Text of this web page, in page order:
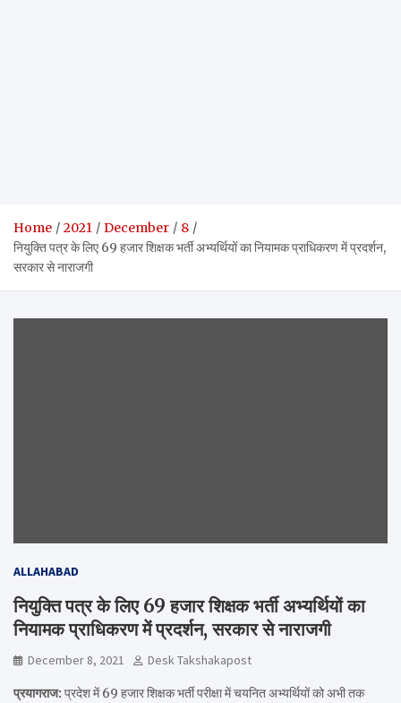
Home 2021 December
8
नियुक्ति पत्र के लिए 69 हजार शिक्षक भर्ती अभ्यर्थियों का नियामक प्राधिकरण में प्रदर्शन,
सरकार से नाराजगी
ALLAHABAD
नियुक्ति पत्र के लिए 69 हजार शिक्षक भर्ती अभ्यर्थियों का
नियामक प्राधिकरण में प्रदर्शन, सरकार से नाराजगी
December 8, 2021 Desk Takshakapost
प्रयागराज: प्रदेश में 69 हजार शिक्षक भर्ती परीक्षा में चयनित अभ्यर्थियों को अभी तक